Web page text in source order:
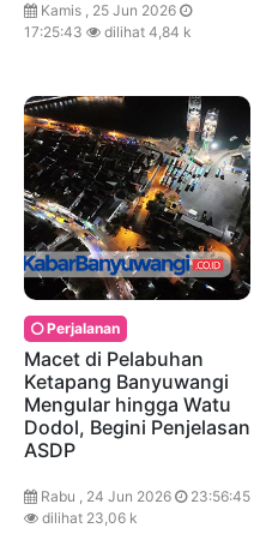
Kamis , 25 Jun 2026
17:25:43
dilihat 4,84 k
Perjalanan
Macet di Pelabuhan
Ketapang Banyuwangi
Mengular hingga Watu
Dodol, Begini Penjelasan
ASDP
Rabu , 24 Jun 2026
23:56:45
dilihat 23,06 k